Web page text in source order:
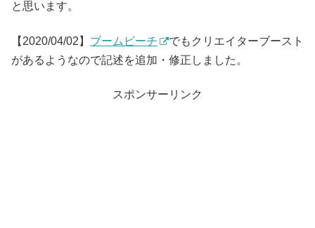
と思います。
【2020/04/02】 ブームビーチ
でもクリエイターブースト
があるようなので記述を追加・修正しました。
スポンサーリンク